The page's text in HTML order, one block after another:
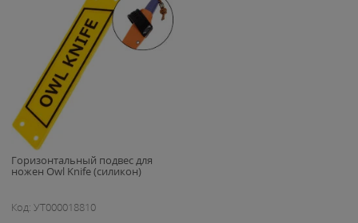
Горизонтальный подвес для
ножен Owl Knife (силикон)
Код: УТ000018810